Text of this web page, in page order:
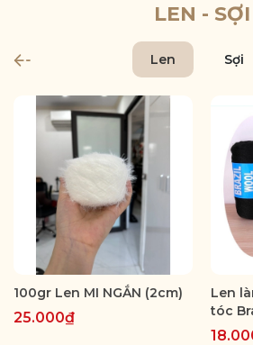
LEN - SỢI
Len Sợi
100gr Len MI NGẮN (2cm)
25.000₫
Len
tóc